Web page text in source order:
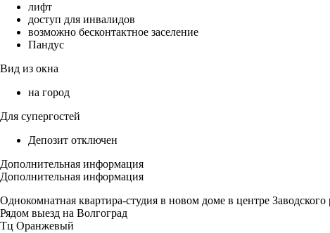
лифт
доступ для инвалидов
возможно бесконтактное заселение
Пандус
Вид из окна
на город
Для супергостей
Депозит отключен
Дополнительная информация
Дополнительная информация
Однокомнатная квартира-студия в новом доме в центре Заводского
Рядом выезд на Волгоград
Тц Оранжевый